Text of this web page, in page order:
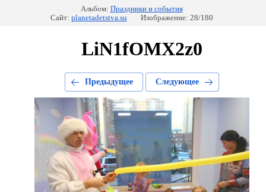
Альбом: Праздники и события
Сайт: planetadetstva.su Изображение: 28/180
LiN1fOMX2z0
Предыдущее Следующее